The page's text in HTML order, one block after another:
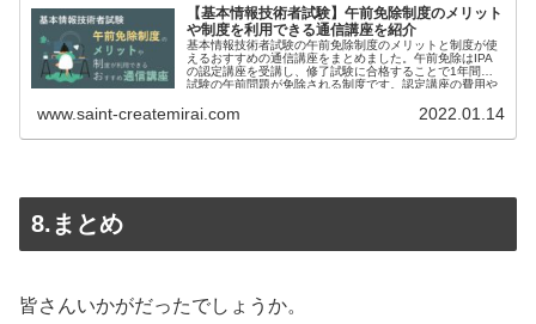
【基本情報技術者試験】午前免除制度のメリット
や制度を利用できる通信講座を紹介
基本情報技術者試験の午前免除制度のメリットと制度が使
えるおすすめの通信講座をまとめました。午前免除はIPA
の認定講座を受講し、修了試験に合格することで1年間本
試験の午前問題が免除される制度です。認定講座の費用や
www.saint-createmirai.com 2022.01.14
8.まとめ
皆さんいかがだったでしょうか。